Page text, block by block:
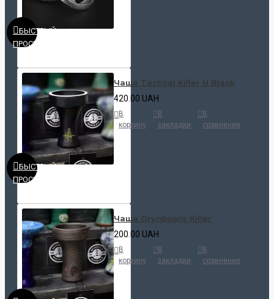
БЫСТРЫЙ
ПРОСМОТР
БЫСТРЫЙ
ПРОСМОТР
Чаша Tactical Killer H Black
420.00 UAH
В
корзину
В
закладки
В
сравнение
Чаша Grynbowls Killer
200.00 UAH
В
корзину
В
закладки
В
сравнение